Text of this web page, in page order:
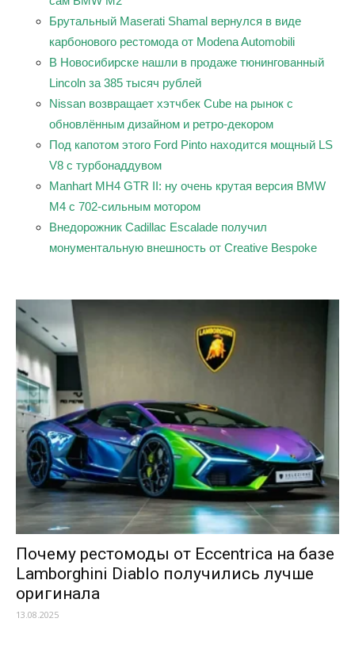
Брутальный Maserati Shamal вернулся в виде
карбонового рестомода от Modena Automobili
В Новосибирске нашли в продаже тюнингованный
Lincoln за 385 тысяч рублей
Nissan возвращает хэтчбек Cube на рынок с
обновлённым дизайном и ретро-декором
Под капотом этого Ford Pinto находится мощный LS
V8 с турбонаддувом
Manhart MH4 GTR II: ну очень крутая версия BMW
M4 c 702-сильным мотором
Внедорожник Cadillac Escalade получил
монументальную внешность от Creative Bespoke
Почему рестомоды от Eccentrica на базе
Lamborghini Diablo получились лучше
оригинала
13.08.2025